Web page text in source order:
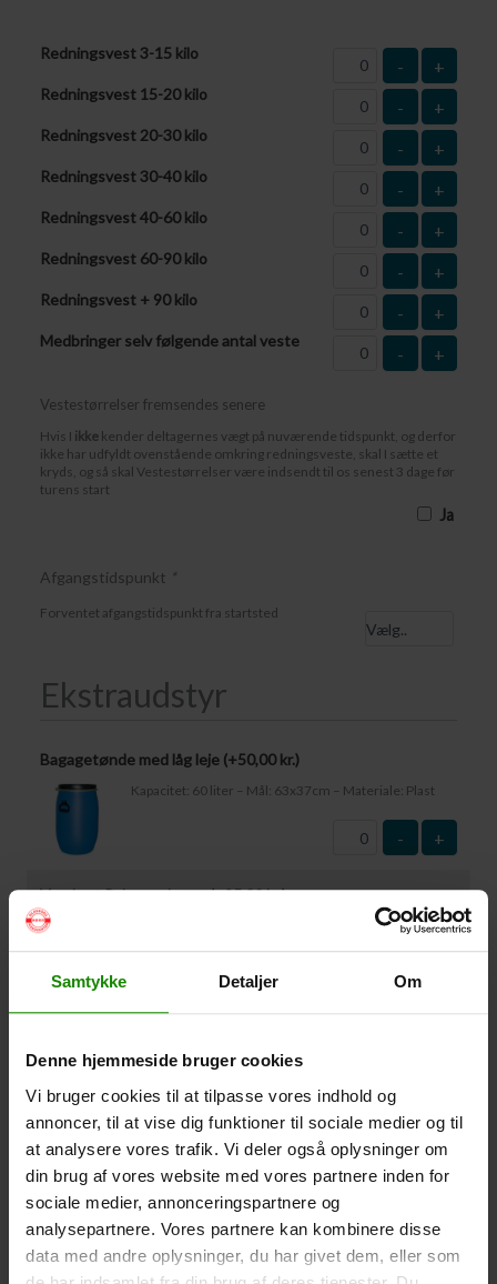
Samtykke Detaljer Om
Denne hjemmeside bruger cookies
Vi bruger cookies til at tilpasse vores indhold og
annoncer, til at vise dig funktioner til sociale medier og til
at analysere vores trafik. Vi deler også oplysninger om
din brug af vores website med vores partnere inden for
sociale medier, annonceringspartnere og
analysepartnere. Vores partnere kan kombinere disse
data med andre oplysninger, du har givet dem, eller som
Redningsvest 3-15 kilo
- +
Redningsvest 15-20 kilo
- +
Redningsvest 20-30 kilo
- +
Redningsvest 30-40 kilo
- +
Redningsvest 40-60 kilo
- +
Redningsvest 60-90 kilo
- +
Redningsvest + 90 kilo
- +
Medbringer selv følgende antal veste
- +
Vestestørrelser fremsendes senere
Hvis I ikke kender deltagernes vægt på nuværende tidspunkt, og derfor
ikke har udfyldt ovenstående omkring redningsveste, skal I sætte et
kryds, og så skal Vestestørrelser være indsendt til os senest 3 dage før
turens start
Ja
Afgangstidspunkt *
Forventet afgangstidspunkt fra startsted
Ekstraudstyr
Bagagetønde med låg leje (+50,00kr.)
Kapacitet: 60 liter – Mål: 63x37cm – Materiale: Plast
- +
Vandtæt Pakpose Large (+95,00kr.)
Volumen: 36 liter – Størrelse: 30x30x61cm. –
-
100% Polyester
- +
Vandtæt Smartphone Etui (+60,00kr.)
Størrelse 22,5×11,5cm. Telefonen kan betjenes når
den er i etuiet. Vandtæt ned til 1 meter.